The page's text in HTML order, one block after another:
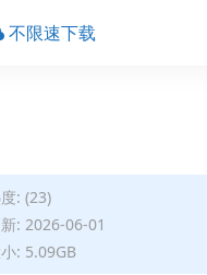
不限速下载
: (23)
: 2026-06-01
: 5.09GB